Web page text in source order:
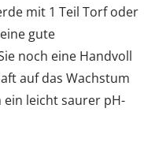
mit 1 Teil Torf oder
gute
noch eine Handvoll
auf das Wachstum
leicht saurer pH-